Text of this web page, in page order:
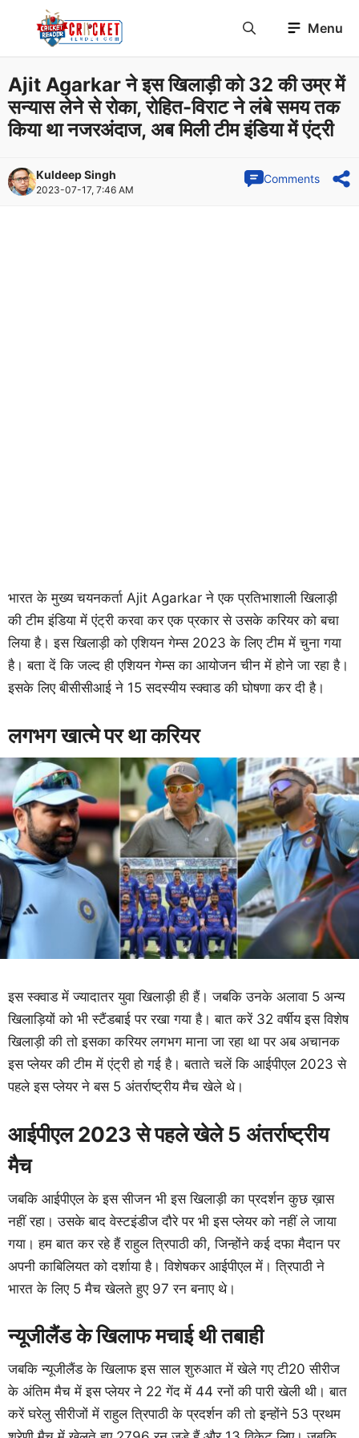
Menu
Ajit Agarkar ने इस खिलाड़ी को 32 की उम्र में
सन्यास लेने से रोका, रोहित-विराट ने लंबे समय तक
किया था नजरअंदाज, अब मिली टीम इंडिया में एंट्री
Kuldeep Singh
2023-07-17, 7:46 AM
Comments
भारत के मुख्य चयनकर्ता Ajit Agarkar ने एक प्रतिभाशाली खिलाड़ी
की टीम इंडिया में एंट्री करवा कर एक प्रकार से उसके करियर को बचा
लिया है। इस खिलाड़ी को एशियन गेम्स 2023 के लिए टीम में चुना गया
है। बता दें कि जल्द ही एशियन गेम्स का आयोजन चीन में होने जा रहा है।
इसके लिए बीसीसीआई ने 15 सदस्यीय स्क्वाड की घोषणा कर दी है।
लगभग खात्मे पर था करियर
इस स्क्वाड में ज्यादातर युवा खिलाड़ी ही हैं। जबकि उनके अलावा 5 अन्य
खिलाड़ियों को भी स्टैंडबाई पर रखा गया है। बात करें 32 वर्षीय इस विशेष
खिलाड़ी की तो इसका करियर लगभग माना जा रहा था पर अब अचानक
इस प्लेयर की टीम में एंट्री हो गई है। बताते चलें कि आईपीएल 2023 से
पहले इस प्लेयर ने बस 5 अंतर्राष्ट्रीय मैच खेले थे।
आईपीएल 2023 से पहले खेले 5 अंतर्राष्ट्रीय
मैच
जबकि आईपीएल के इस सीजन भी इस खिलाड़ी का प्रदर्शन कुछ ख़ास
नहीं रहा। उसके बाद वेस्टइंडीज दौरे पर भी इस प्लेयर को नहीं ले जाया
गया। हम बात कर रहे हैं राहुल त्रिपाठी की, जिन्होंने कई दफा मैदान पर
अपनी काबिलियत को दर्शाया है। विशेषकर आईपीएल में। त्रिपाठी ने
भारत के लिए 5 मैच खेलते हुए 97 रन बनाए थे।
न्यूजीलैंड के खिलाफ मचाई थी तबाही
जबकि न्यूजीलैंड के खिलाफ इस साल शुरुआत में खेले गए टी20 सीरीज
के अंतिम मैच में इस प्लेयर ने 22 गेंद में 44 रनों की पारी खेली थी। बात
करें घरेलु सीरीजों में राहुल त्रिपाठी के प्रदर्शन की तो इन्होंने 53 प्रथम